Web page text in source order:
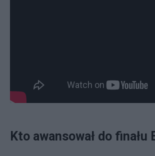
Kto awansował do finału